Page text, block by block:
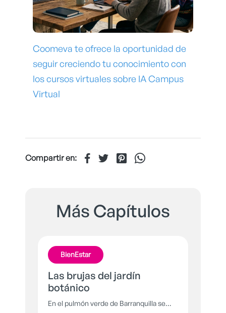
Coomeva te ofrece la oportunidad de
seguir creciendo tu conocimiento con
los cursos virtuales sobre IA Campus
Virtual
Compartir en:
Más Capítulos
BienEstar
Las brujas del jardín
botánico
En el pulmón verde de Barranquilla se